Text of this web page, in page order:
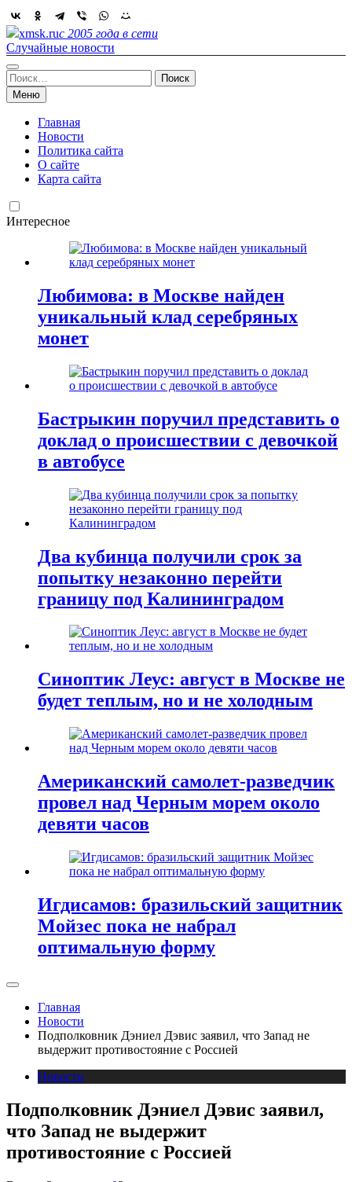
Skip
to
content
xmsk.ruс 2005 года в сети
Случайные новости
Найти:
Меню
Главная
Новости
Политика сайта
О сайте
Карта сайта
Интересное
Любимова: в Москве найден
уникальный клад серебряных
монет
Бастрыкин поручил представить о
доклад о происшествии с девочкой
в автобусе
Два кубинца получили срок за
попытку незаконно перейти
границу под Калининградом
Синоптик Леус: август в Москве не
будет теплым, но и не холодным
Американский самолет-разведчик
провел над Черным морем около
девяти часов
Игдисамов: бразильский защитник
Мойзес пока не набрал
оптимальную форму
Главная
Новости
Подполковник Дэниел Дэвис заявил, что Запад не
выдержит противостояние с Россией
Новости
Подполковник Дэниел Дэвис заявил,
что Запад не выдержит
противостояние с Россией